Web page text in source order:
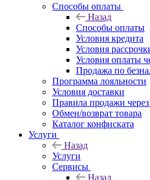
Способы оплаты
Назад
Способы оплаты
Условия кредита
Условия
Условия оплаты
Продажа по
Программа лояльности
Условия доставки
Правила продажи
Обмен/возврат товара
Каталог конфиската
Услуги
Назад
Услуги
Сервисы
Назад